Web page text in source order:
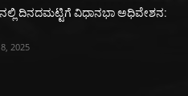
ದಿನದಮಟ್ಟಿಗೆ ವಿಧಾನಭಾ ಅಧಿವೇಶನ:
2025